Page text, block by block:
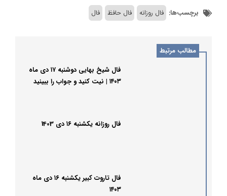
برچسب‌ها: فال روزانه فال حافظ فال
مطالب مرتبط
فال شیخ بهایی دوشنبه ۱۷ دی ماه
۱۴۰۳ | نیت کنید و جواب را ببینید
فال روزانه یکشنبه ۱۶ دی 1403
فال تاروت کبیر یکشنبه ۱۶ دی ماه
۱۴۰۳